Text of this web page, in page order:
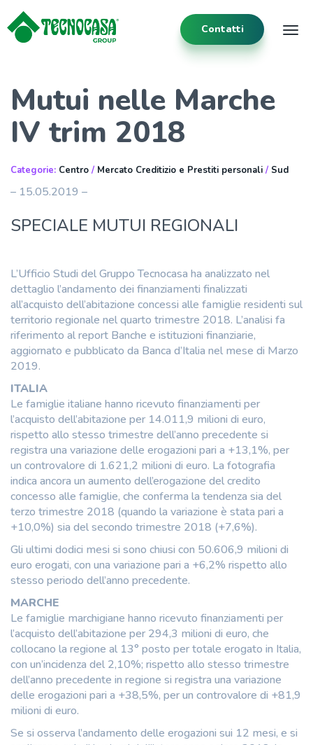
Contatti
Mutui nelle Marche
IV trim 2018
Categorie: Centro / Mercato Creditizio e Prestiti personali / Sud
– 15.05.2019 –
SPECIALE MUTUI REGIONALI
L’Ufficio Studi del Gruppo Tecnocasa ha analizzato nel
dettaglio l’andamento dei finanziamenti finalizzati
all’acquisto dell’abitazione concessi alle famiglie residenti sul
territorio regionale nel quarto trimestre 2018. L’analisi fa
riferimento al report Banche e istituzioni finanziarie,
aggiornato e pubblicato da Banca d’Italia nel mese di Marzo
2019.
ITALIA
Le famiglie italiane hanno ricevuto finanziamenti per
l’acquisto dell’abitazione per 14.011,9 milioni di euro,
rispetto allo stesso trimestre dell’anno precedente si
registra una variazione delle erogazioni pari a +13,1%, per
un controvalore di 1.621,2 milioni di euro. La fotografia
indica ancora un aumento dell’erogazione del credito
concesso alle famiglie, che conferma la tendenza sia del
terzo trimestre 2018 (quando la variazione è stata pari a
+10,0%) sia del secondo trimestre 2018 (+7,6%).
Gli ultimi dodici mesi si sono chiusi con 50.606,9 milioni di
euro erogati, con una variazione pari a +6,2% rispetto allo
stesso periodo dell’anno precedente.
MARCHE
Le famiglie marchigiane hanno ricevuto finanziamenti per
l’acquisto dell’abitazione per 294,3 milioni di euro, che
collocano la regione al 13° posto per totale erogato in Italia,
con un’incidenza del 2,10%; rispetto allo stesso trimestre
dell’anno precedente in regione si registra una variazione
delle erogazioni pari a +38,5%, per un controvalore di +81,9
milioni di euro.
Se si osserva l’andamento delle erogazioni sui 12 mesi, e si